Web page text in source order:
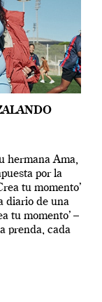
hermana Ama,
por la
tu momento’
diario de una
tu momento’ –
prenda, cada
[…]